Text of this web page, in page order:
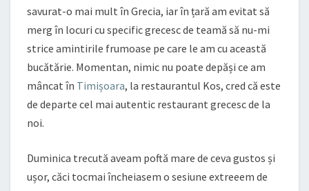
savurat-o mai mult în Grecia, iar în țară am evitat să
merg în locuri cu specific grecesc de teamă să nu-mi
strice amintirile frumoase pe care le am cu această
bucătărie. Momentan, nimic nu poate depăși ce am
mâncat în Timișoara, la restaurantul Kos, cred că este
de departe cel mai autentic restaurant grecesc de la
noi.
Duminica trecută aveam poftă mare de ceva gustos și
ușor, căci tocmai încheiasem o sesiune extreeem de